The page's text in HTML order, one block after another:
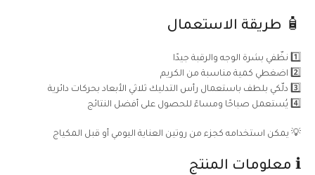
🧴 طريقة الاستعمال
1️⃣ نظّفي بشرة الوجه والرقبة جيدًا
2️⃣ اضغطي كمية مناسبة من الكريم
3️⃣ دلّكي بلطف باستعمال رأس التدليك ثلاثي الأبعاد بحركات دائرية
4️⃣ يُستعمل صباحًا ومساءً للحصول على أفضل النتائج
💡 يمكن استخدامه كجزء من روتين العناية اليومي أو قبل المكياج
ℹ️ معلومات المنتج